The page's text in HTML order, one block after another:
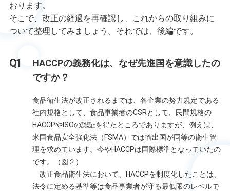
おります。
そこで、改正の経過を再確認し、これからの取り組みに
ついて整理してみましょう。それでは、後編です。
HACCPの義務化は、なぜ先進国を意識したの
ですか？
食品衛生法が改正されるまでは、各企業の努力規定である
社内規格として、食品事業者のCSRとして、民間規格の
HACCPやISOの認証を得たところでありますが、例えば、
米国食品安全強化法（FSMA）では輸出国が同等の衛生管
理を求めています。今やHACCPは国際標準となっていたの
です。（図２）
改正食品衛生法において、HACCPを制度化したことは、
法令に定める基準等は食品事業者が守る最低限のレベルで